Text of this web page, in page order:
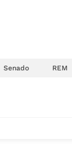
Senado REM